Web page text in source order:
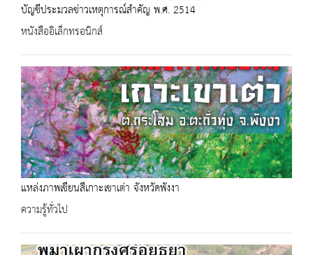
บัญชีประมวลข่าวเหตุการณ์สำคัญ พ.ศ. 2514
หนังสืออิเล็กทรอนิกส์
แหล่งภาพเขียนสีเกาะเขาเต่า จังหวัดพังงา
ความรู้ทั่วไป